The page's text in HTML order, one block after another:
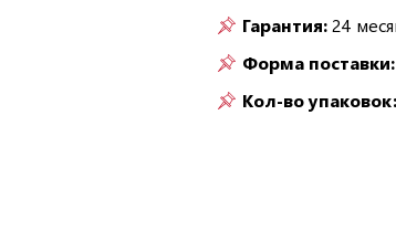
Гарантия:24
Форма поставки:
Кол-во упаковок: